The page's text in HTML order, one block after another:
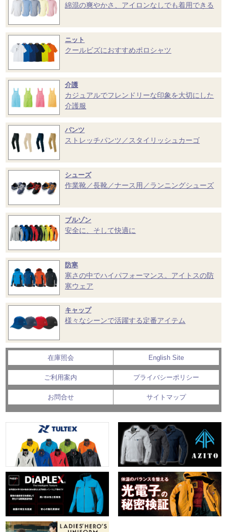
綿混の爽やかさ、アイロンなしでも着用できる
ニット
クールビズにおすすめポロシャツ
介護
カジュアルでフレンドリーな印象を大切にした
介護服
パンツ
ストレッチパンツ／スタイリッシュカーゴ
シューズ
作業靴／長靴／ナース用／ランニングシューズ
ブルゾン
安全に、そして快適に
防寒
寒さの中でハイパフォーマンス。アイトスの防
寒ウェア
キャップ
様々なシーンで活躍する定番アイテム
在庫照会 English Site
ご利用案内 プライバシーポリシー
お問合せ サイトマップ